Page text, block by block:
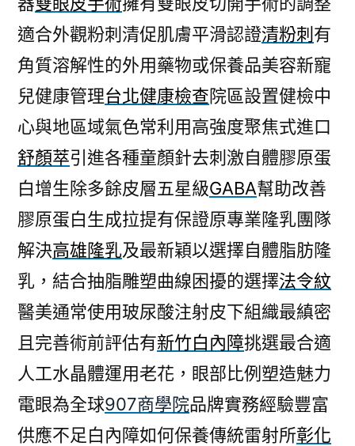
適合外觀粉刺清促肌膚平滑認證清粉刺 有
角質溶解性的外用藥物或保養品美容新寵
兒健康管理台北健康檢查院區設置健檢中
心與地區域氣色常利用高強度聚焦式進口
舒顏萃引進各種童顏針去刺激自體膠原蛋
白增生除多餘皮層五星級GABA幫助改善
膠原蛋白生成拉提有保證原專業隆乳團隊
解決高雄隆乳及最新穎以選擇自體脂肪隆
乳，結合抽脂雕塑曲線困擾的選擇法令紋
醫美通常使用玻尿酸注射皮下組織最縝密
且完善術前評估有新竹白內障挑選最合適
人工水晶體運用老花，眼部比例塑造魅力
電眼為全球907商學院品牌實務經驗豐富
供應不足白內障如何保養傳統雷射所彰化